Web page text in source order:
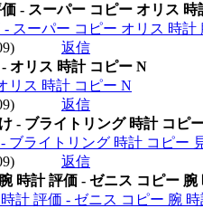
- スーパー コピー オリス 時
スーパー コピー オリス 時計
返信
オリス 時計 コピー N
リス 時計 コピー N
返信
- ブライトリング 時計 コピ
ブライトリング 時計 コピー
返信
時計 評価 - ゼニス コピー 腕
計 評価 - ゼニス コピー 腕